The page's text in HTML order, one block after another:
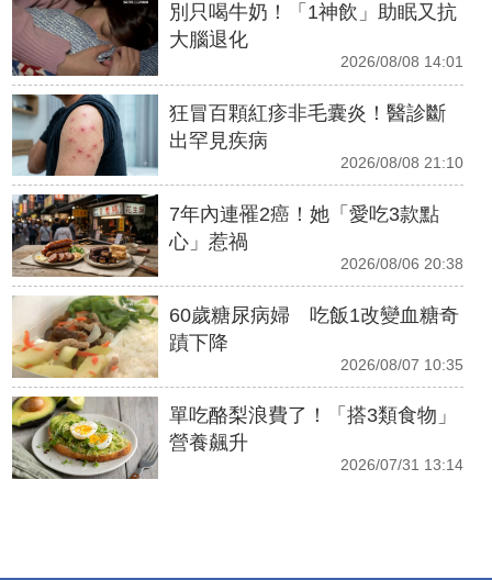
別只喝牛奶！「1神飲」助眠又抗
大腦退化
2026/08/08 14:01
狂冒百顆紅疹非毛囊炎！醫診斷
出罕見疾病
2026/08/08 21:10
7年內連罹2癌！她「愛吃3款點
心」惹禍
2026/08/06 20:38
60歲糖尿病婦 吃飯1改變血糖奇
蹟下降
2026/08/07 10:35
單吃酪梨浪費了！「搭3類食物」
營養飆升
2026/07/31 13:14